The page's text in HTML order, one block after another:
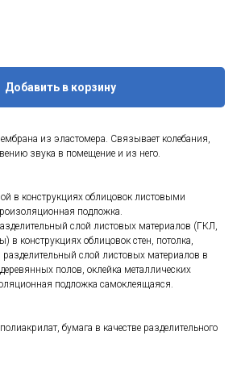
Добавить в корзину
из эластомера. Связывает колебания,
звука в помещение и из него.
в конструкциях облицовок листовыми
подложка.
слой листовых материалов (ГКЛ,
в конструкциях облицовок стен, потолка,
разделительный слой листовых материалов в
полов, оклейка металлических
подложка самоклеящаяся.
бумага в качестве разделительного